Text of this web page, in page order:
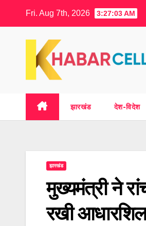
content
Fri. Aug 7th, 2026 3:27:03 AM
झारखंड देश-विदेश
झारखंड
मुख्यमंत्री ने
रखी